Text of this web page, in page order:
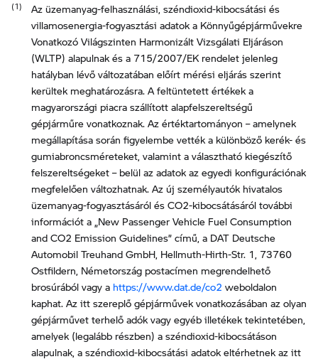
Az üzemanyag-felhasználási, széndioxid-kibocsátási és
villamosenergia-fogyasztási adatok a Könnyűgépjárművekre
Vonatkozó Világszinten Harmonizált Vizsgálati Eljáráson
(WLTP) alapulnak és a 715/2007/EK rendelet jelenleg
hatályban lévő változatában előírt mérési eljárás szerint
kerültek meghatározásra. A feltüntetett értékek a
magyarországi piacra szállított alapfelszereltségű
gépjárműre vonatkoznak. Az értéktartományon – amelynek
megállapítása során figyelembe vették a különböző kerék- és
gumiabroncsméreteket, valamint a választható kiegészítő
felszereltségeket – belül az adatok az egyedi konfigurációnak
megfelelően változhatnak. Az új személyautók hivatalos
üzemanyag-fogyasztásáról és CO2-kibocsátásáról további
információt a „New Passenger Vehicle Fuel Consumption
and CO2 Emission Guidelines” című, a DAT Deutsche
Automobil Treuhand GmbH, Hellmuth-Hirth-Str. 1, 73760
Ostfildern, Németország postacímen megrendelhető
brosúrából vagy a https://www.dat.de/co2 weboldalon
kaphat. Az itt szereplő gépjárművek vonatkozásában az olyan
gépjárművet terhelő adók vagy egyéb illetékek tekintetében,
amelyek (legalább részben) a széndioxid-kibocsátáson
alapulnak, a széndioxid-kibocsátási adatok eltérhetnek az itt